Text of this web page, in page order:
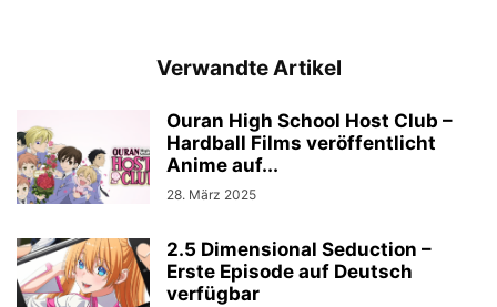
Verwandte Artikel
Ouran High School Host Club –
Hardball Films veröffentlicht
Anime auf...
28. März 2025
2.5 Dimensional Seduction –
Erste Episode auf Deutsch
verfügbar